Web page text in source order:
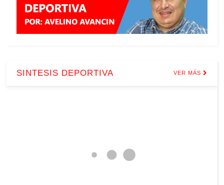
SINTESIS DEPORTIVA VER MÁS